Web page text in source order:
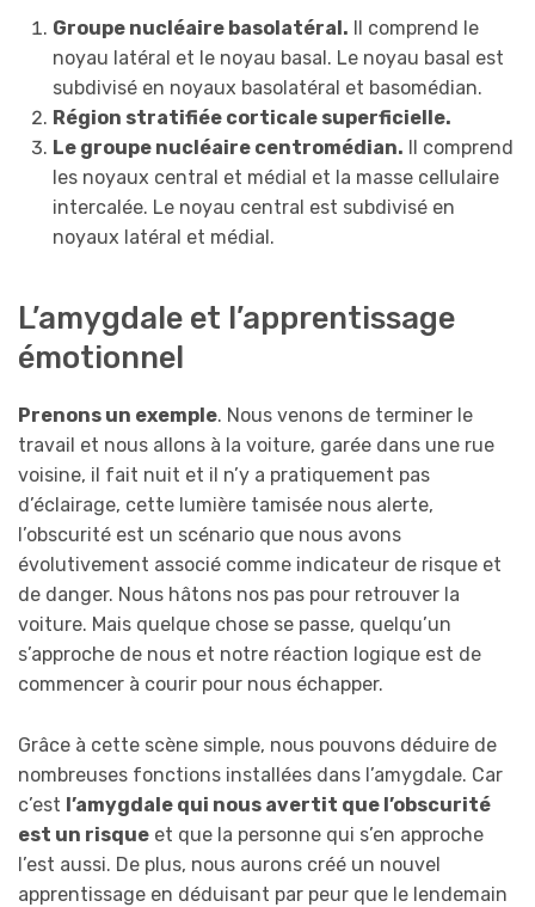
Groupe nucléaire basolatéral. Il comprend le
noyau latéral et le noyau basal. Le noyau basal est
subdivisé en noyaux basolatéral et basomédian.
Région stratifiée corticale superficielle.
Le groupe nucléaire centromédian. Il comprend
les noyaux central et médial et la masse cellulaire
intercalée. Le noyau central est subdivisé en
noyaux latéral et médial.
L’amygdale et l’apprentissage
émotionnel
Prenons un exemple. Nous venons de terminer le
travail et nous allons à la voiture, garée dans une rue
voisine, il fait nuit et il n’y a pratiquement pas
d’éclairage, cette lumière tamisée nous alerte,
l’obscurité est un scénario que nous avons
évolutivement associé comme indicateur de risque et
de danger. Nous hâtons nos pas pour retrouver la
voiture. Mais quelque chose se passe, quelqu’un
s’approche de nous et notre réaction logique est de
commencer à courir pour nous échapper.
Grâce à cette scène simple, nous pouvons déduire de
nombreuses fonctions installées dans l’amygdale. Car
c’est l’amygdale qui nous avertit que l’obscurité
est un risque et que la personne qui s’en approche
l’est aussi. De plus, nous aurons créé un nouvel
apprentissage en déduisant par peur que le lendemain